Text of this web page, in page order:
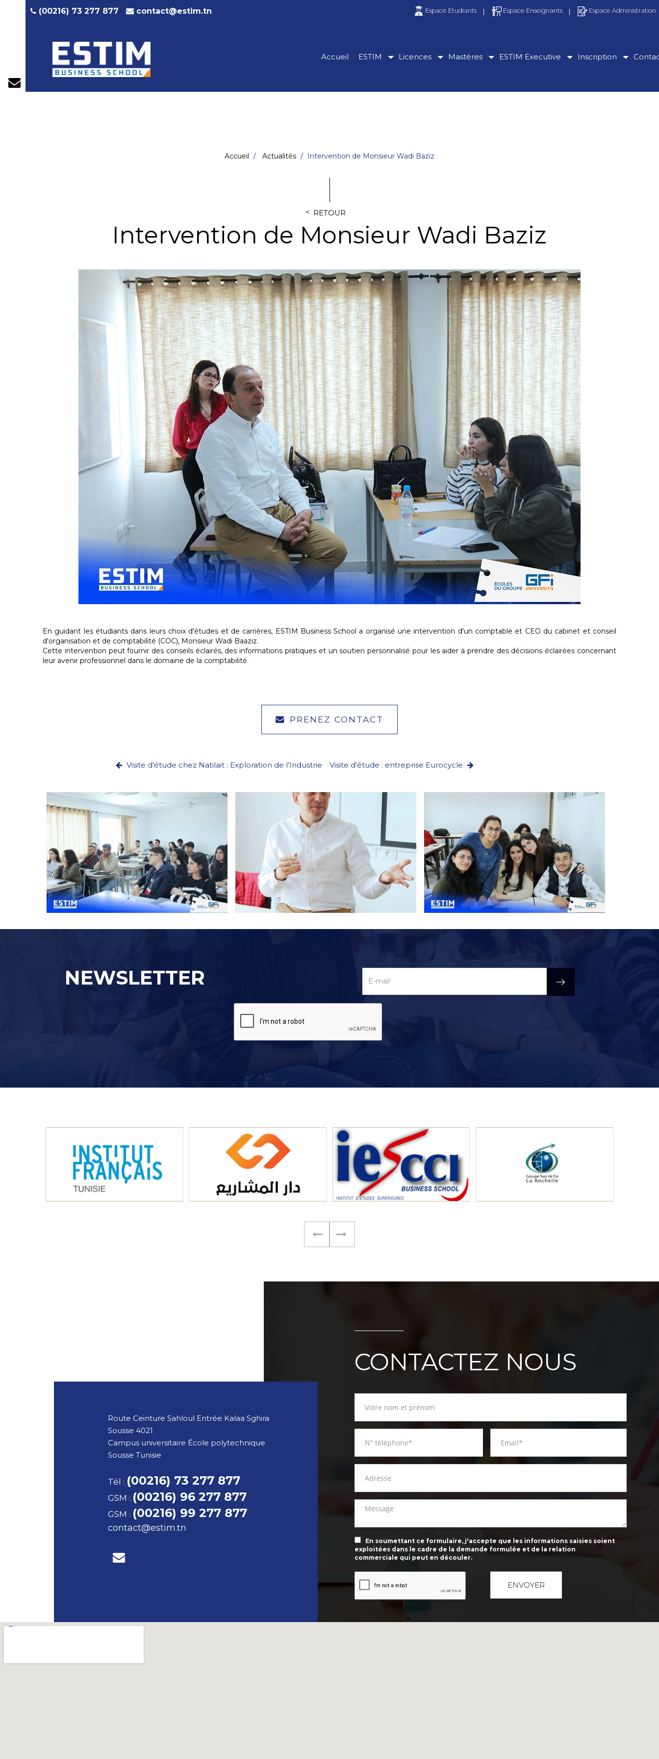
(00216) 73 277 877 contact@estim.tn Espace Etudiants Espace Enseignants Espace Administration
Accueil ESTIM Licences Mastères ESTIM Executive Inscription
Accueil Actualités Intervention de Monsieur Wadi Baziz
RETOUR
Intervention de Monsieur Wadi Baziz
En guidant les étudiants dans leurs choix d'études et de carrières, ESTIM Business School a organisé une intervention d'un comptable et CEO du cabinet et conseil
d'organisation et de comptabilité (COC), Monsieur Wadi Baaziz.
Cette intervention peut fournir des conseils éclairés, des informations pratiques et un soutien personnalisé pour les aider à prendre des décisions éclairées concernant
leur avenir professionnel dans le domaine de la comptabilité.
PRENEZ CONTACT
Visite d'étude chez Natilait : Exploration de l'Industrie Visite d'étude : entreprise Eurocycle
NEWSLETTER
Route Ceinture Sahloul Entrée Kalaa Sghira
Sousse 4021
Campus universitaire École polytechnique
Sousse Tunisie
Tél : (00216) 73 277 877
GSM : (00216) 96 277 877
GSM : (00216) 99 277 877
contact@estim.tn
CONTACTEZ NOUS
En soumettant ce formulaire, j'accepte que les informations saisies soient
exploitées dans le cadre de la demande formulée et de la relation
commerciale qui peut en découler.